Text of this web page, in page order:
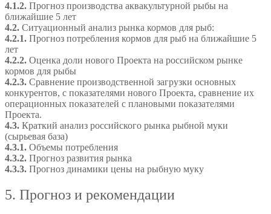
4.1.2. Прогноз производства аквакультурной рыбы на
ближайшие 5 лет
4.2. Ситуационный анализ рынка кормов для рыб:
4.2.1. Прогноз потребления кормов для рыб на ближайшие 5
лет
4.2.2. Оценка доли нового Проекта на российском рынке
кормов для рыбы
4.2.3. Сравнение производственной загрузки основных
конкурентов, с показателями нового Проекта, сравнение их
операционных показателей с плановыми показателями
Проекта.
4.3. Краткий анализ российского рынка рыбной муки
(сырьевая база)
4.3.1. Объемы потребления
4.3.2. Прогноз развития рынка
4.3.3. Прогноз динамики цены на рыбную муку
5. Прогноз и рекомендации